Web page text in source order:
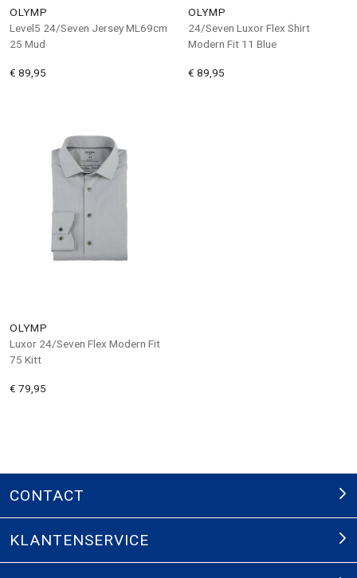
OLYMP
Level5 24/Seven Jersey ML69cm
25 Mud
€ 89,95
OLYMP
24/Seven Luxor Flex Shirt
Modern Fit 11 Blue
€ 89,95
OLYMP
Luxor 24/Seven Flex Modern Fit
75 Kitt
€ 79,95
CONTACT
KLANTENSERVICE